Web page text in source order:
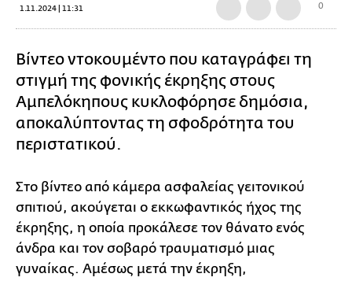
1.11.2024 | 11:31 0
Βίντεο ντοκουμέντο που καταγράφει τη
στιγμή της φονικής έκρηξης στους
Αμπελόκηπους κυκλοφόρησε δημόσια,
αποκαλύπτοντας τη σφοδρότητα του
περιστατικού.
Στο βίντεο από κάμερα ασφαλείας γειτονικού
σπιτιού, ακούγεται ο εκκωφαντικός ήχος της
έκρηξης, η οποία προκάλεσε τον θάνατο ενός
άνδρα και τον σοβαρό τραυματισμό μιας
γυναίκας. Αμέσως μετά την έκρηξη,